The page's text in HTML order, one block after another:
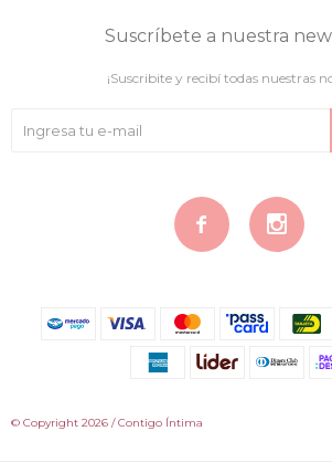
Suscríbete a nuestra
¡Suscribite y recibí todas nuestras
 
© Copyright 2026 / Contigo Íntima